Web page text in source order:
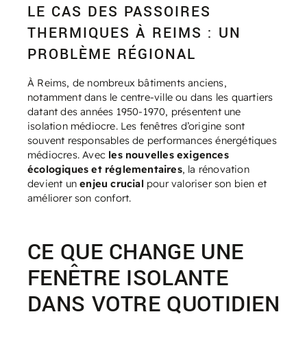
LE CAS DES PASSOIRES
THERMIQUES À REIMS : UN
PROBLÈME RÉGIONAL
À Reims, de nombreux bâtiments anciens,
notamment dans le centre-ville ou dans les quartiers
datant des années 1950-1970, présentent une
isolation médiocre. Les fenêtres d’origine sont
souvent responsables de performances énergétiques
médiocres. Avec les nouvelles exigences
écologiques et réglementaires, la rénovation
devient unenjeu crucial pour valoriser son bien et
améliorer son confort.
CE QUE CHANGE UNE
FENÊTRE ISOLANTE
DANS VOTRE QUOTIDIEN